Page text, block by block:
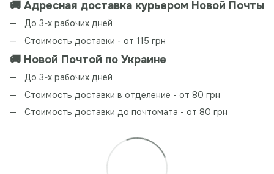
🚚 Адресная доставка курьером Новой Почты
До 3-х рабочих дней
Стоимость доставки - от 115 грн
🚚 Новой Почтой по Украине
До 3-х рабочих дней
Стоимость доставки в отделение - от 80 грн
Стоимость доставки до почтомата - от 80 грн